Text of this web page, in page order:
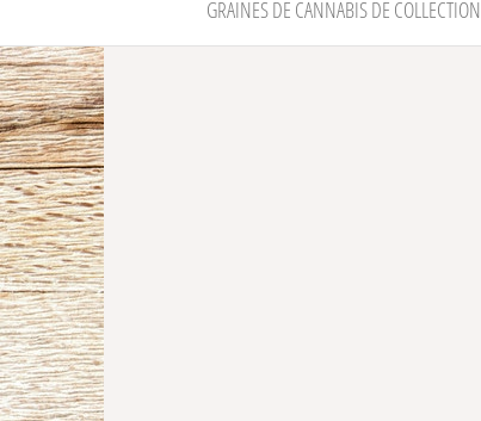
GRAINES DE CANNABIS DE COLLECTION